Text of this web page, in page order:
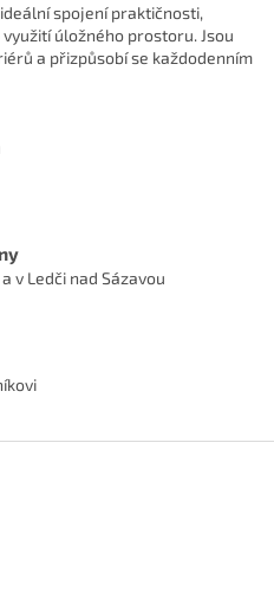
spojení praktičnosti,
úložného prostoru. Jsou
a přizpůsobí se každodenním
v Ledči nad Sázavou